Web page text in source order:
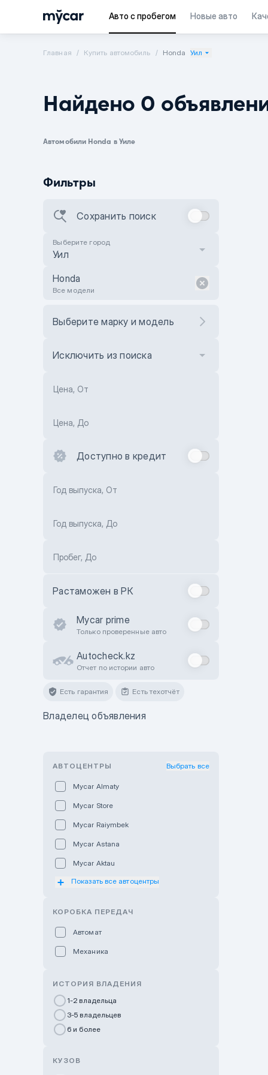
Авто с пробегом Новые авто
Главная Купить автомобиль Honda Уил
Найдено 0
Автомобили Honda в Уиле
Фильтры
Сохранить поиск
Выберите город
Уил
Honda
Все модели
Выберите марку и модель
Исключить из поиска
Цена, От
Цена, До
Доступно в кредит
Год выпуска, От
Год выпуска, До
Пробег, До
Растаможен в РК
Mycar prime
Только проверенные авто
Autocheck.kz
Отчет по истории авто
Есть гарантия Есть техотчёт
Владелец объявления
АВТОЦЕНТРЫ Выбрать все
Mycar Almaty
Mycar Store
Mycar Raiymbek
Mycar Astana
Mycar Aktau
Mycar Uralsk
GWM Nurly Zhol
Chery Astana
Показать все автоцентры
КОРОБКА ПЕРЕДАЧ
Автомат
Механика
ИСТОРИЯ ВЛАДЕНИЯ
1-2 владельца
3-5 владельцев
6 и более
КУЗОВ